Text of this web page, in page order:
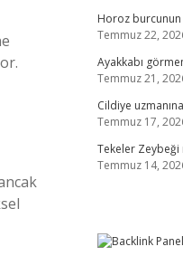
Horoz burcunun
Temmuz 22,
Ayakkabı
Temmuz 21,
Cildiye
Temmuz 17,
Tekeler Zeybeği
Temmuz 14,